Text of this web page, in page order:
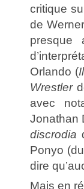
critique
de
Orlando (
Wrestler
avec
Jonathan
discrodia
Ponyo
dire
Mais en